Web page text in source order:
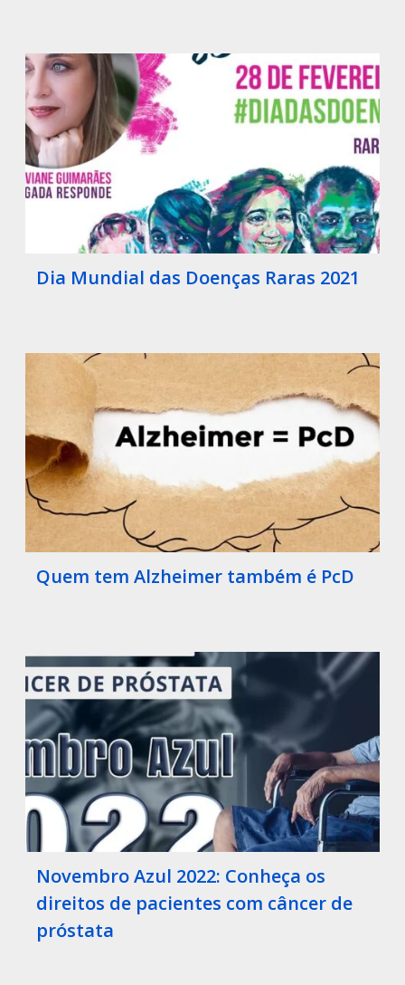
Dia Mundial das Doenças Raras 2021
Quem tem Alzheimer também é PcD
Novembro Azul 2022: Conheça os
direitos de pacientes com câncer de
próstata